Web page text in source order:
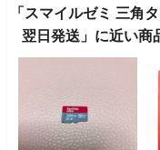
「スマイルゼミ 三角
翌日発送」に近い商